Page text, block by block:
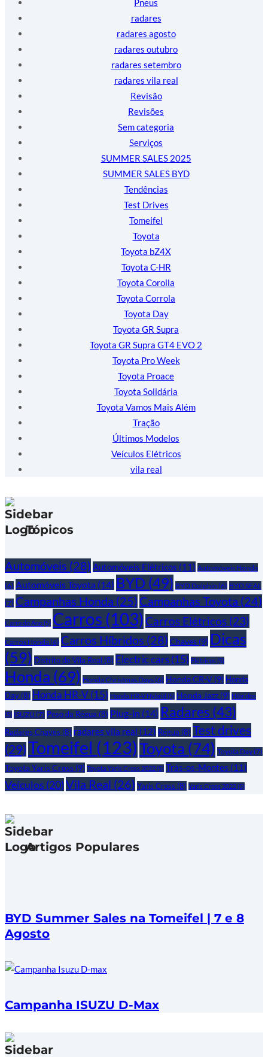
Pneus
radares
radares agosto
radares outubro
radares setembro
radares vila real
Revisão
Revisões
Sem categoria
Serviços
SUMMER SALES 2025
SUMMER SALES BYD
Tendências
Test Drives
Tomeifel
Toyota
Toyota bZ4X
Toyota C-HR
Toyota Corolla
Toyota Corrola
Toyota Day
Toyota GR Supra
Toyota GR Supra GT4 EVO 2
Toyota Pro Week
Toyota Proace
Toyota Solidária
Toyota Vamos Mais Além
Tração
Últimos Modelos
Veículos Elétricos
vila real
Tópicos
Automóveis (28) Automóveis Elétricos (11) Automóveis Honda
(6) Automóveis Toyota (14) BYD (49) BYD Dolphin (6) BYD SEAL
(7) Campanhas Honda (25) Campanhas Toyota (24)
Carro do Ano(5) Carros (103) Carros Elétricos (23)
Carros Honda(6) Carros Híbridos (28) Chaves (9) Dicas
(59) Distrito de Vila Real (8) Electric cars (15) Elétricos (5)
Honda (69) Honda Christmas Days(6) Honda CR-V (9) Honda
Day (8) Honda HR-V (15) Honda HR-V Hybrid(5) Honda Jazz (9) Híbridos
(5) ISUZU (7) Peso da Régua (8) Plug-in (14) Radares (43)
Radares Chaves (8) radares vila real (12) Régua (8) Test drives
(29)Tomeifel (123)Toyota (74) Toyota Day(7)
Toyota Yaris Cross (9) Toyota Yaris Cross 2022(5) Trás-os-Montes (11)
Veículos (20)Vila Real (26) Yaris Cross (8) Yaris Cross 2022(5)
Artigos Populares
BYD Summer Sales na Tomeifel | 7 e 8
Agosto
Campanha ISUZU D-Max